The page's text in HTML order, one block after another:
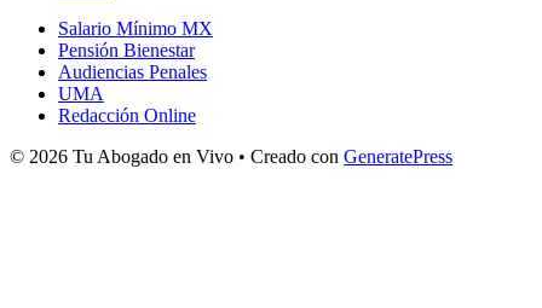
Salario Mínimo MX
Pensión Bienestar
Audiencias Penales
UMA
Redacción Online
© 2026 Tu Abogado en Vivo • Creado con GeneratePress